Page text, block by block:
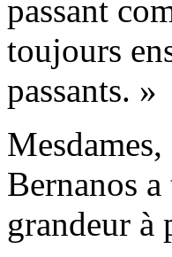
passant
toujours
passants. »
Bernanos
grandeur à